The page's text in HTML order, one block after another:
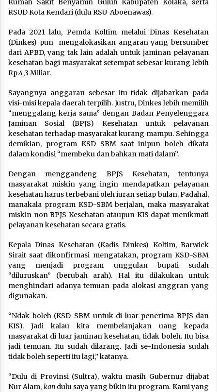
Rumah Sakit Benyamin Guluh Kabupaten Kolaka, serta
RSUD Kota Kendari (dulu RSU Aboenawas).
Pada 2021 lalu, Pemda Koltim melalui Dinas Kesehatan
(Dinkes) pun mengalokasikan angaran yang bersumber
dari APBD, yang tak lain adalah untuk jaminan pelayanan
kesehatan bagi masyarakat setempat sebesar kurang lebih
Rp.4,3 Miliar.
Sayangnya anggaran sebesar itu tidak dijabarkan pada
visi-misi kepala daerah terpilih. Justru, Dinkes lebih memilih
“menggalang kerja sama” dengan Badan Penyelenggara
Jaminan Sosial (BPJS) Kesehatan untuk pelayanan
kesehatan terhadap masyarakat kurang mampu. Sehingga
demikian, program KSD SBM saat inipun boleh dikata
dalam kondisi “membeku dan bahkan mati dalam”.
Dengan menggandeng BPJS Kesehatan, tentunya
masyarakat miskin yang ingin mendapatkan pelayanan
kesehatan harus terbebani oleh iuran setiap bulan. Padahal,
manakala program KSD-SBM berjalan, maka masyarakat
miskin non BPJS Kesehatan ataupun KIS dapat menikmati
pelayanan kesehatan secara gratis.
Kepala Dinas Kesehatan (Kadis Dinkes) Koltim, Barwick
Sirait saat dikonfirmasi mengatakan, program KSD-SBM
yang menjadi program unggulan bupati sudah
“diluruskan” (berubah arah). Hal itu dilakukan untuk
menghindari adanya temuan pada alokasi anggran yang
digunakan.
“Ndak boleh (KSD-SBM untuk di luar penerima BPJS dan
KIS). Jadi kalau kita membelanjakan uang kepada
masyarakat di luar jaminan kesehatan, tidak boleh. Itu bisa
jadi temuan. Itu sudah dilarang. Jadi se-Indonesia sudah
tidak boleh seperti itu lagi,” katanya.
“Dulu di Provinsi (Sultra), waktu masih Gubernur dijabat
Nur Alam, kandulu saya yang bikin itu program. Kami yang